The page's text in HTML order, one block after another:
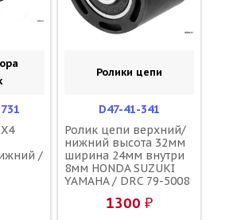
/
Ролики цепи
D47-41-341
Ролик цепи верхний/
нижний высота 32мм
ширина 24мм внутри
8мм HONDA SUZUKI
YAMAHA / DRC 79-5008
35B00 BR9-22178-00-00
1300 ₽